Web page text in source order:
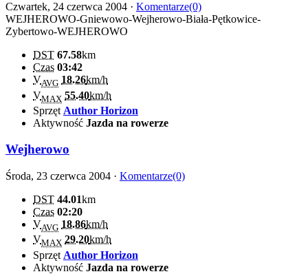
Czwartek, 24 czerwca 2004 · Komentarze(0)
WEJHEROWO-Gniewowo-Wejherowo-Biała-Pętkowice-
Zybertowo-WEJHEROWO
DST 67.58km
Czas 03:42
VAVG 18.26km/h
VMAX 55.40km/h
Sprzęt Author Horizon
Aktywność Jazda na rowerze
Wejherowo
Środa, 23 czerwca 2004 · Komentarze(0)
DST 44.01km
Czas 02:20
VAVG 18.86km/h
VMAX 29.20km/h
Sprzęt Author Horizon
Aktywność Jazda na rowerze